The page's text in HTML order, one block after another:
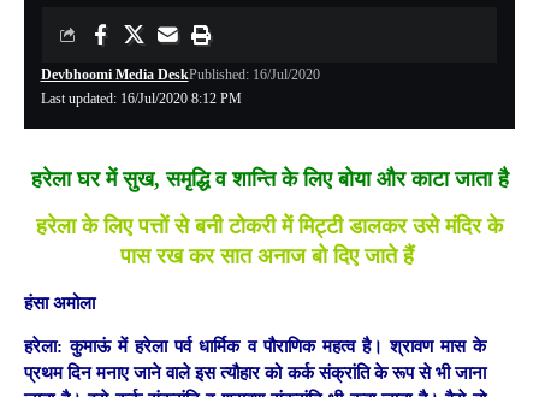
Last updated: 16/Jul/2020 8:12 PM
Devbhoomi Media DeskPublished: 16/Jul/2020
हरेला घर में सुख, समृद्धि व शान्ति के लिए बोया और काटा जाता है
हरेला के लिए पत्तों से बनी टोकरी में मिट्टी डालकर उसे मंदिर के
पास रख कर सात अनाज बो दिए जाते हैं
हंसा अमोला
हरेला: कुमाऊं में हरेला पर्व धार्मिक व पौराणिक महत्व है। श्रावण मास के
प्रथम दिन मनाए जाने वाले इस त्यौहार को कर्क संक्रांति के रूप से भी जाना